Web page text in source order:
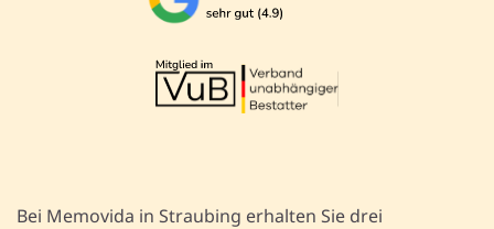
Bei Memovida in Straubing erhalten Sie drei